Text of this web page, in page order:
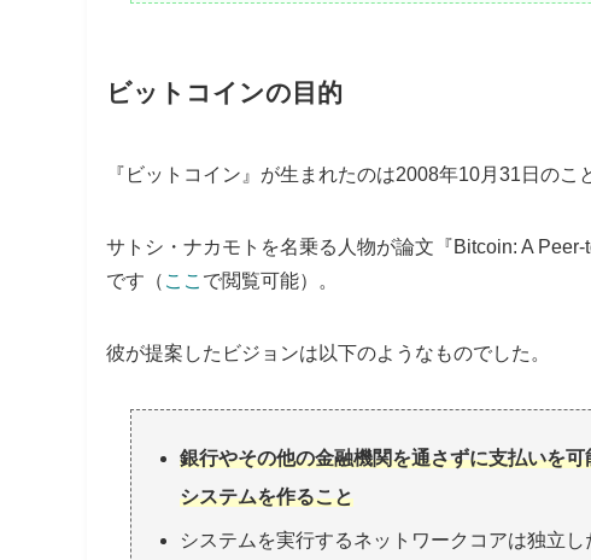
ビットコインの目的
『ビットコイン』が生まれたのは2008年10月31日のこ
サトシ・ナカモトを名乗る人物が論文『Bitcoin: A
です（ ここ で閲覧可能）。
彼が提案したビジョンは以下のようなものでした。
銀行やその他の金融機関を通さずに支払いを
システムを作ること
システムを実行するネットワークコアは独立